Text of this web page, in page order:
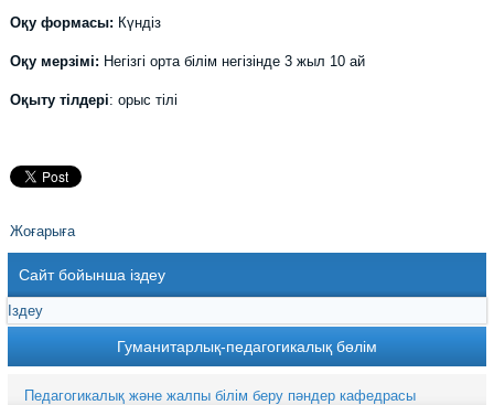
Оқу формасы: Күндіз
Оқу мерзімі: Негізгі орта білім негізінде 3 жыл 10 ай
Оқыту тілдері: орыс тілі
Жоғарыға
Сайт бойынша іздеу
Гуманитарлық-педагогикалық бөлім
Педагогикалық және жалпы білім беру пәндер кафедрасы